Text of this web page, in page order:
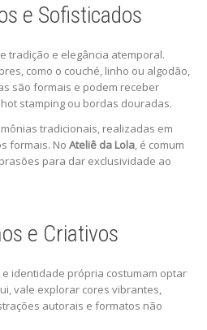
e Sofisticados
tradição e elegância atemporal.
como o couché, linho ou algodão,
são formais e podem receber
stamping ou bordas douradas.
tradicionais, realizadas em
formais. No Ateliê da Lola, é comum
para dar exclusividade ao
e Criativos
identidade própria costumam optar
vale explorar cores vibrantes,
autorais e formatos não